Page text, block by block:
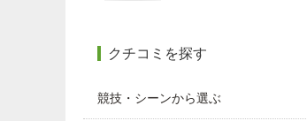
クチコミを探す
競技・シーンから選ぶ